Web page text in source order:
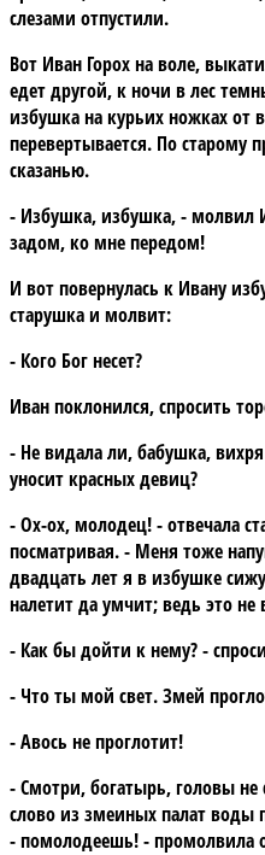
слезами отпустили.
Вот Иван Горох на воле,
едет другой, к ночи в лес
избушка на курьих ножках от
перевертывается. По старому
сказанью.
- Избушка, избушка, - молвил
задом, ко мне передом!
И вот повернулась к Ивану
старушка и молвит:
- Кого Бог несет?
Иван поклонился, спросить
- Не видала ли, бабушка,
уносит красных девиц?
- Ох-ох, молодец! - отвечала
посматривая. - Меня тоже
двадцать лет я в избушке
налетит да умчит; ведь это
- Как бы дойти к нему? -
- Что ты мой свет. Змей
- Авось не проглотит!
- Смотри, богатырь, головы не
слово из змеиных палат воды
- помолодеешь! - промолвила